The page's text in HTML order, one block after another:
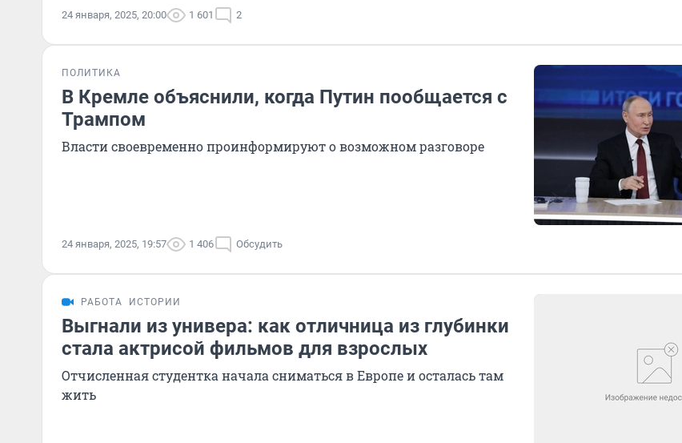
24 января, 2025, 20:00 1 601 2
ПОЛИТИКА
В Кремле объяснили, когда Путин пообщается с
Трампом
Власти своевременно проинформируют о возможном разговоре
24 января, 2025, 19:57 1 406 Обсудить
РАБОТА ИСТОРИИ
Выгнали из универа: как отличница из глубинки
стала актрисой фильмов для взрослых
Отчисленная студентка начала сниматься в Европе и осталась там
жить